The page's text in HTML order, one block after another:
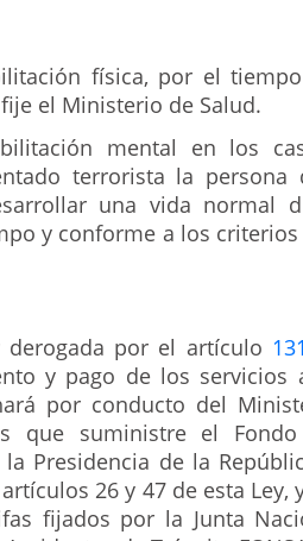
física, por el
el Ministerio de Salud.
mental en los
terrorista la persona
una vida normal
y conforme a los
derogada por el artículo
y pago de los
por conducto del
que suministre el
la Presidencia de la
26 y 47 de esta Ley,
fijados por la Junta